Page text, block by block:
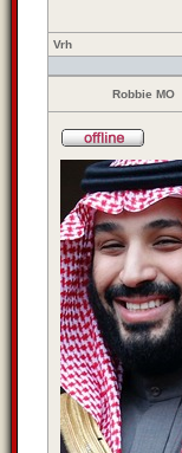
Vrh
Robbie MO